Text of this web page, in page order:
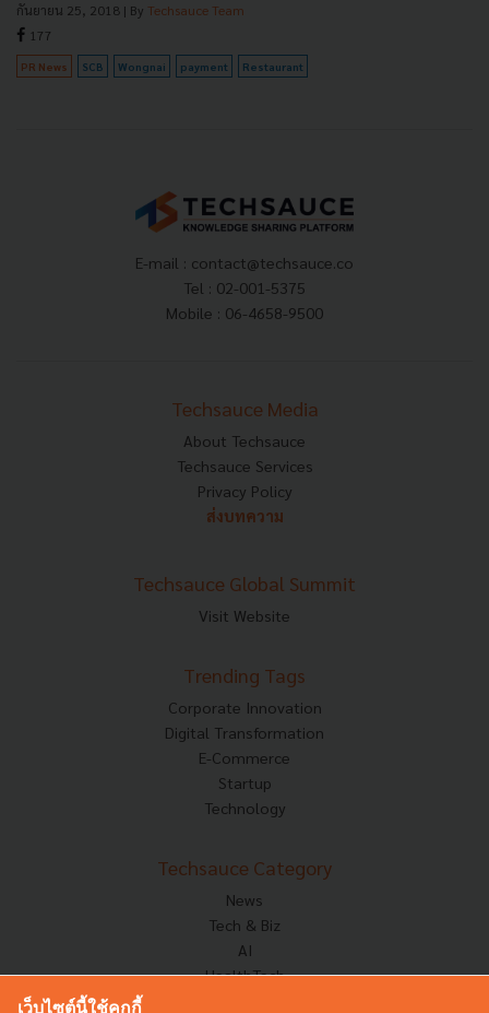
กันยายน 25, 2018 | By Techsauce Team
177
PR News SCB Wongnai payment Restaurant
E-mail : contact@techsauce.co
Tel : 02-001-5375
Mobile : 06-4658-9500
Techsauce Media
About Techsauce
Techsauce Services
Privacy Policy
ส่งบทความ
Techsauce Global Summit
Visit Website
Trending Tags
Corporate Innovation
Digital Transformation
E-Commerce
Startup
Technology
Techsauce Category
News
Tech & Biz
AI
HealthTech
เว็บไซต์นี้ใช้คุกกี้